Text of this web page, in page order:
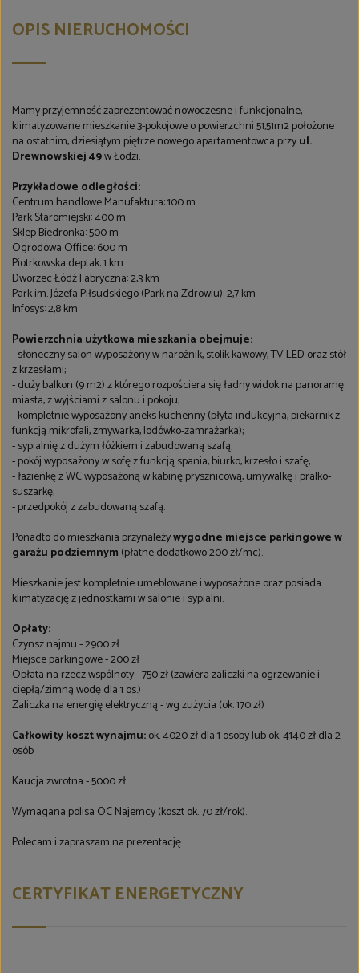
OPIS NIERUCHOMOŚCI
Mamy przyjemność zaprezentować nowoczesne i funkcjonalne,
klimatyzowane mieszkanie 3-pokojowe o powierzchni 51,51m2 położone
na ostatnim, dziesiątym piętrze nowego apartamentowca przyul.
Drewnowskiej 49w Łodzi.
Przykładowe odległości:
Centrum handlowe Manufaktura: 100 m
Park Staromiejski: 400 m
Sklep Biedronka: 500 m
Ogrodowa Office: 600 m
Piotrkowska deptak: 1 km
Dworzec Łódź Fabryczna: 2,3 km
Park im. Józefa Piłsudskiego (Park na Zdrowiu): 2,7 km
Infosys: 2,8 km
Powierzchnia użytkowa mieszkania obejmuje:
- słoneczny salon wyposażony w narożnik, stolik kawowy, TV LED oraz stół
z krzesłami;
- duży balkon (9 m2) z którego rozpościera się ładny widok na panoramę
miasta, z wyjściami z salonu i pokoju;
- kompletnie wyposażony aneks kuchenny (płyta indukcyjna, piekarnik z
funkcją mikrofali, zmywarka, lodówko-zamrażarka);
- sypialnię z dużym łóżkiem i zabudowaną szafą;
- pokój wyposażony w sofę z funkcją spania, biurko, krzesło i szafę;
- łazienkę z WC wyposażoną w kabinę prysznicową, umywalkę i pralko-
suszarkę;
- przedpokój z zabudowaną szafą.
Ponadto do mieszkania przynależywygodne miejsce parkingowe w
garażu podziemnym (płatne dodatkowo 200 zł/mc).
Mieszkanie jest kompletnie umeblowane i wyposażone oraz posiada
klimatyzację z jednostkami w salonie i sypialni.
Opłaty:
Czynsz najmu - 2900 zł
Miejsce parkingowe - 200 zł
Opłata na rzecz wspólnoty - 750 zł (zawiera zaliczki na ogrzewanie i
ciepłą/zimną wodę dla 1 os.)
Zaliczka na energię elektryczną - wg zużycia (ok. 170 zł)
Całkowity koszt wynajmu:ok. 4020 zł dla 1 osoby lub ok. 4140 zł dla 2
osób
Kaucja zwrotna - 5000 zł
Wymagana polisa OC Najemcy (koszt ok. 70 zł/rok).
Polecam i zapraszam na prezentację.
CERTYFIKAT ENERGETYCZNY